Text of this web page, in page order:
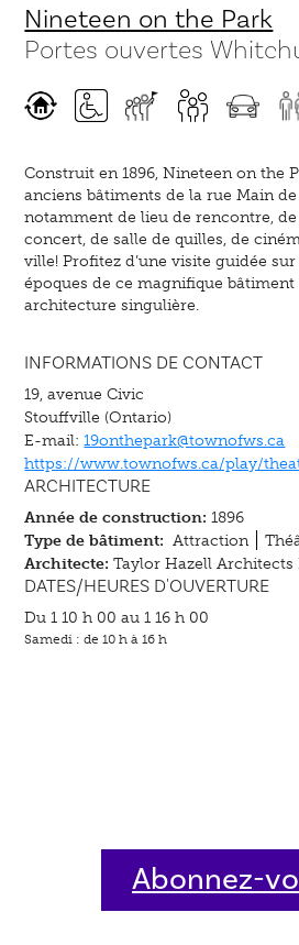
Nineteen on the Park
Portes ouvertes
Construit en 1896, Nineteen on the
anciens bâtiments de la rue Main
notamment de lieu de rencontre,
concert, de salle de quilles, de
ville! Profitez d’une visite guidée
époques de ce magnifique
architecture singulière.
INFORMATIONS DE CONTACT
19, avenue Civic
Stouffville (Ontario)
E-mail:19onthepark@townofws.ca
https://www.townofws.ca/play/
ARCHITECTURE
Année de construction: 1896
Type de bâtiment: Attraction
Architecte: Taylor Hazell Architects
DATES/HEURES D'OUVERTURE
Du 1 10 h 00 au 1 16 h 00
Samedi : de 10 h à 16 h
Abonnez-